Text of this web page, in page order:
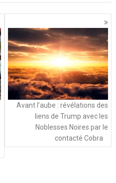
Avant l’aube : révélations des
liens de Trump avec les
Noblesses Noires par le
contacté Cobra